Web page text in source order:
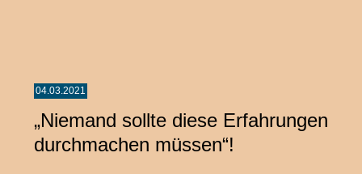
04.03.2021
„Niemand sollte diese Erfahrungen
durchmachen müssen“!